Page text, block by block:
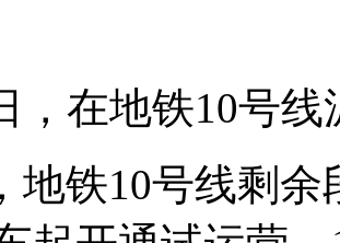
，在地铁10号
地铁10号线剩